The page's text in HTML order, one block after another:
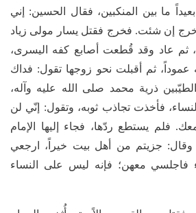
ما بين المنكبين، فقال الحسين: إني
اخرج إن شئت. فخرج فقتل يسار مولى زياد
ثم عاد وقد قُطعت أصابع كفه اليسرى،
ثم أقبلت نحو زوجها تقول: فداك
ذرية محمد صلى الله عليه وآله،
فأخذت تجاذب ثوبه، وتقول: إنّي لن
فلم يستطع ردّها، فجاء إليها الإمام
وقال: جزيتم من أهل بيت خيراً، ارجعي
فاجلسي معهن؛ فإنه ليس على النساء